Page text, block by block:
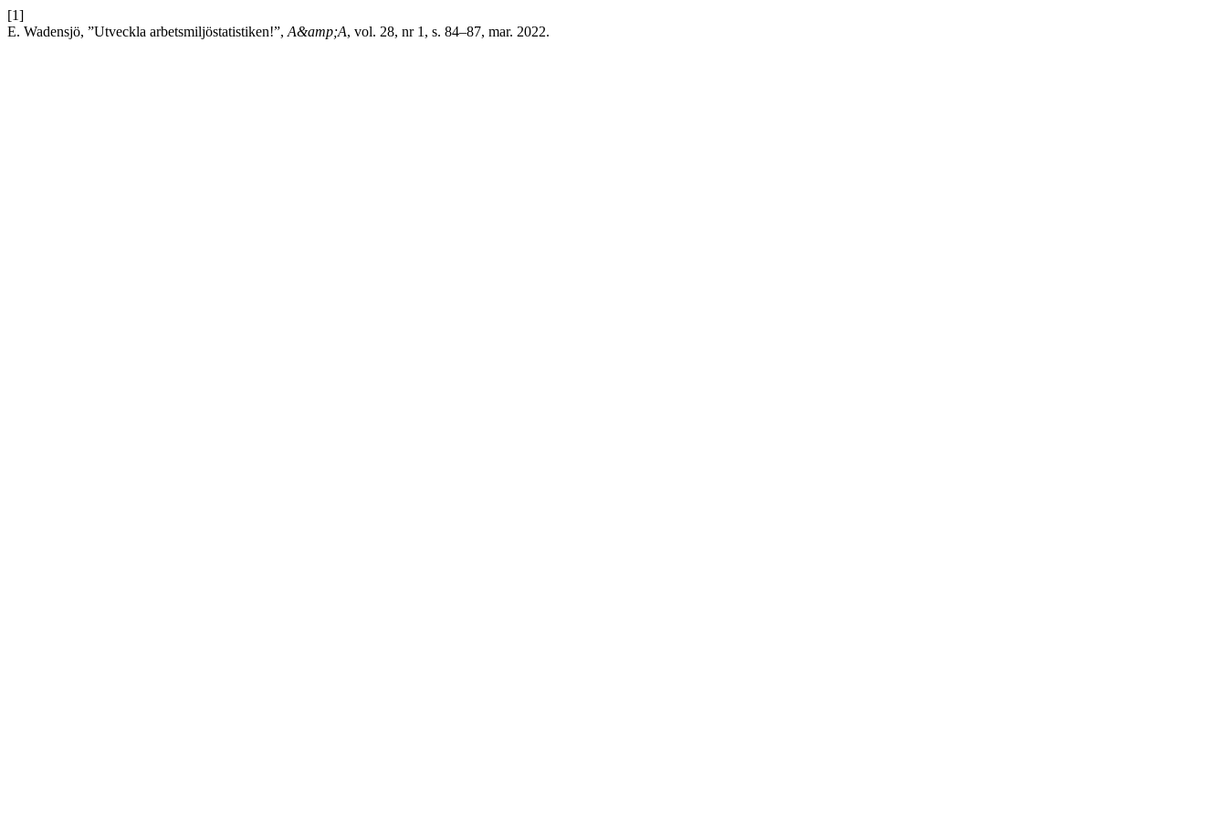
[1]
E. Wadensjö, ”Utveckla arbetsmiljöstatistiken!”, A&amp;A, vol. 28, nr 1, s. 84–87, mar. 2022.